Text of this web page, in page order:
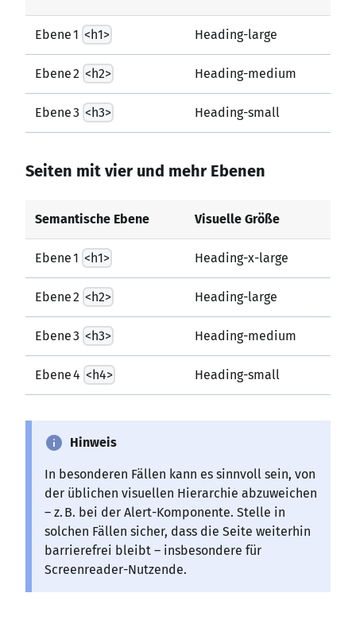
Ebene 1 <h1> Heading-large
Ebene 2 <h2> Heading-medium
Ebene 3 <h3> Heading-small
Seiten mit vier und mehr Ebenen
Semantische Ebene Visuelle Größe
Ebene 1 <h1> Heading-x-large
Ebene 2 <h2> Heading-large
Ebene 3 <h3> Heading-medium
Ebene 4 <h4> Heading-small
info Hinweis
In besonderen Fällen kann es sinnvoll sein, von
der üblichen visuellen Hierarchie abzuweichen
– z. B. bei der Alert-Komponente. Stelle in
solchen Fällen sicher, dass die Seite weiterhin
barrierefrei bleibt – insbesondere für
Screenreader-Nutzende.